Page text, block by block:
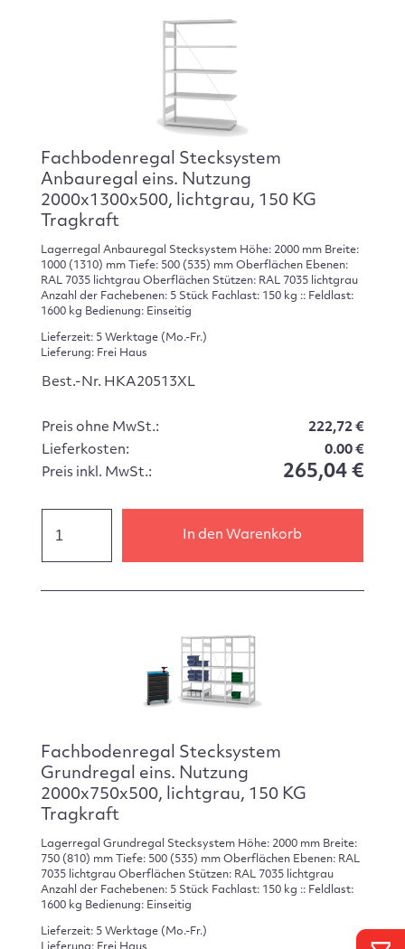
Fachbodenregal Stecksystem
Anbauregal eins. Nutzung
2000x1300x500, lichtgrau, 150 KG
Tragkraft
Lagerregal Anbauregal Stecksystem Höhe: 2000 mm Breite:
1000 (1310) mm Tiefe: 500 (535) mm Oberflächen Ebenen:
RAL 7035 lichtgrau Oberflächen Stützen: RAL 7035 lichtgrau
Anzahl der Fachebenen: 5 Stück Fachlast: 150 kg :: Feldlast:
1600 kg Bedienung: Einseitig
Lieferzeit: 5 Werktage (Mo.-Fr.)
Lieferung: Frei Haus
Best.-Nr. HKA20513XL
Preis ohne MwSt.:
222,72 €
Lieferkosten:
0.00 €
Preis inkl. MwSt.:
265,04 €
In den Warenkorb
Fachbodenregal Stecksystem
Grundregal eins. Nutzung
2000x750x500, lichtgrau, 150 KG
Tragkraft
Lagerregal Grundregal Stecksystem Höhe: 2000 mm Breite:
750 (810) mm Tiefe: 500 (535) mm Oberflächen Ebenen: RAL
7035 lichtgrau Oberflächen Stützen: RAL 7035 lichtgrau
Anzahl der Fachebenen: 5 Stück Fachlast: 150 kg :: Feldlast:
1600 kg Bedienung: Einseitig
Lieferzeit: 5 Werktage (Mo.-Fr.)
Lieferung: Frei Haus